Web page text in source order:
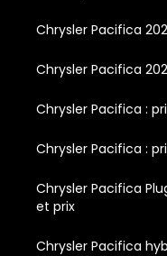
Chrysler Pacifica
Chrysler Pacifica
Chrysler Pacifica :
Chrysler Pacifica :
Chrysler Pacifica
et prix
Chrysler Pacifica